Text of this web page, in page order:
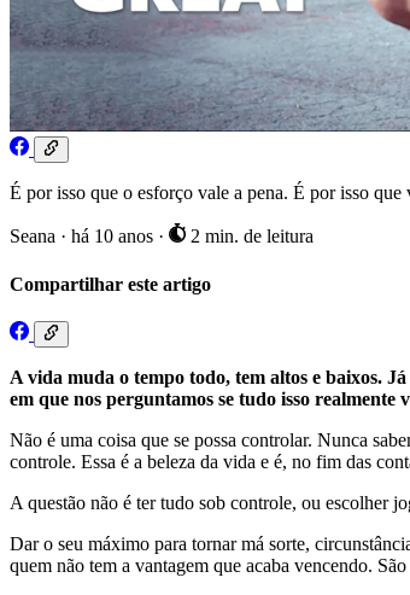
É por isso que o esforço vale a pena. É por isso
Seana · há 10 anos · 2 min. de leitura
Compartilhar este artigo
A vida muda o tempo todo, tem altos e baixos.
em que nos perguntamos se tudo isso
Não é uma coisa que se possa controlar. Nunca
controle. Essa é a beleza da vida e é, no fim das
A questão não é ter tudo sob controle, ou escolher
Dar o seu máximo para tornar má sorte,
quem não tem a vantagem que acaba vencendo.